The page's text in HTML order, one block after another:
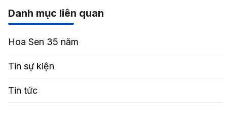
Danh mục liên quan
Hoa Sen 35 năm
Tin sự kiện
Tin tức